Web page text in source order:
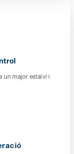
un major estalvi i